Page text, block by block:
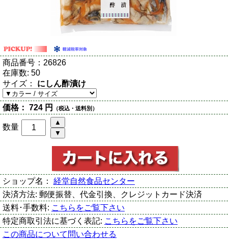
商品番号： 26826
在庫数: 50
サイズ： にしん酢漬け
価格： 724 円 （税込・送料別）
数量
ショップ名： 経堂自然食品センター
決済方法: 郵便振替、代金引換、クレジットカード決済
送料･手数料: こちらをご覧下さい
特定商取引法に基づく表記: こちらをご覧下さい
この商品について問い合わせる